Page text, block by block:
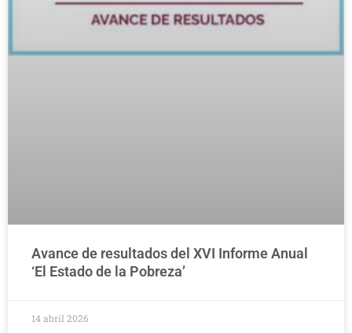
Avance de resultados del XVI Informe Anual
‘El Estado de la Pobreza’
14 abril 2026